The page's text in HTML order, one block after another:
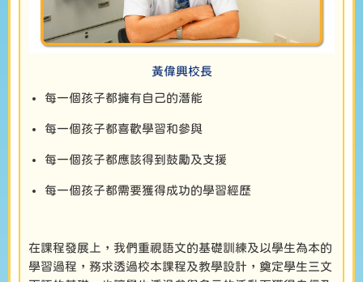
黃偉興校長
每一個孩子都擁有自己的潛能
每一個孩子都喜歡學習和參與
每一個孩子都應該得到鼓勵及支援
每一個孩子都需要獲得成功的學習經歷
在課程發展上，我們重視語文的基礎訓練及以學生為本的
學習過程，務求透過校本課程及教學設計，奠定學生三文